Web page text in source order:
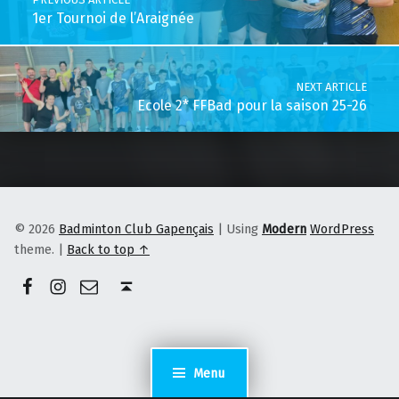
Menu
1er Tournoi de l’Araignée
NEXT ARTICLE
Ecole 2* FFBad pour la saison 25-26
© 2026 Badminton Club Gapençais Using Modern WordPress
theme.
Back to top ↑